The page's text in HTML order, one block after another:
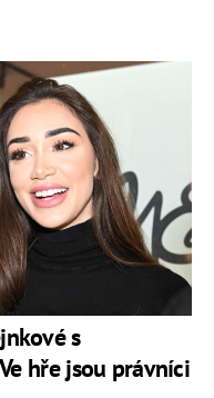
s
hře jsou právníci